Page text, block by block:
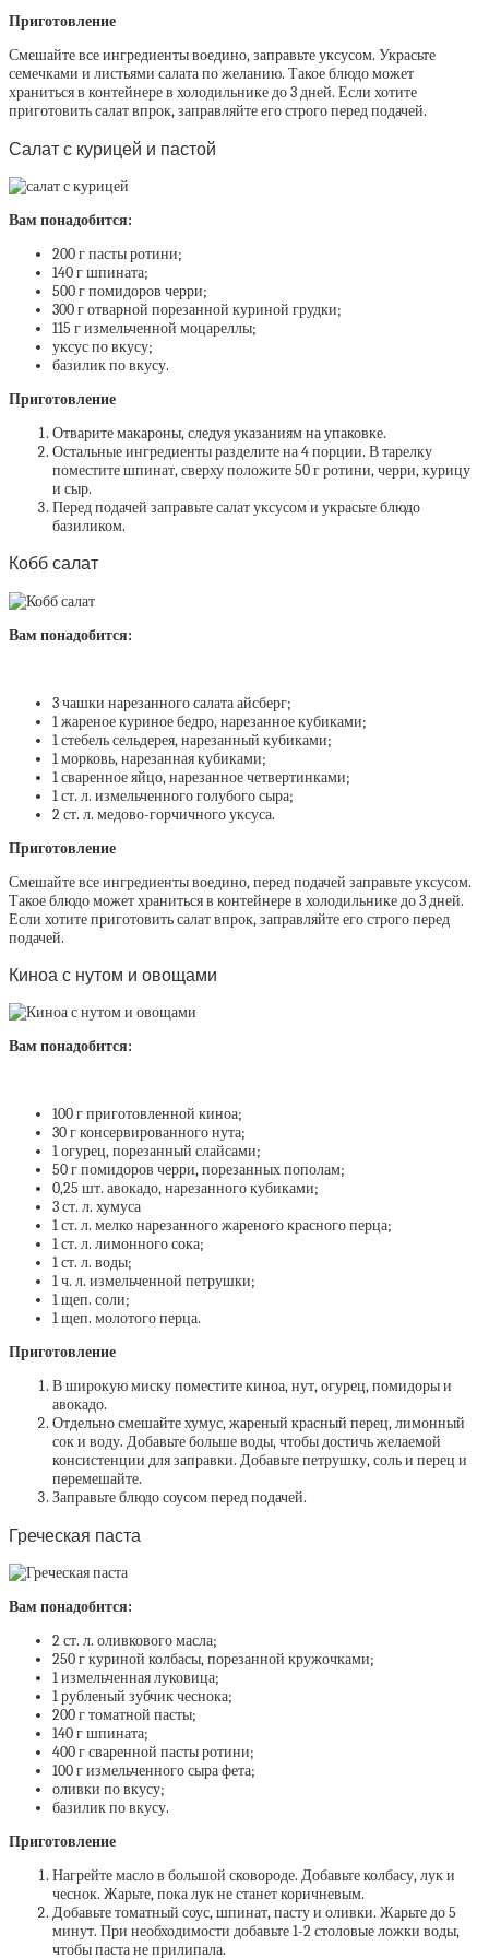
Приготовление
Смешайте все ингредиенты воедино, заправьте уксусом. Украсьте
семечками и листьями салата по желанию. Такое блюдо может
храниться в контейнере в холодильнике до 3 дней. Если хотите
приготовить салат впрок, заправляйте его строго перед подачей.
Салат с курицей и пастой
Вам понадобится:
200 г пасты ротини;
140 г шпината;
500 г помидоров черри;
300 г отварной порезанной куриной грудки;
115 г измельченной моцареллы;
уксус по вкусу;
базилик по вкусу.
Приготовление
Отварите макароны, следуя указаниям на упаковке.
Остальные ингредиенты разделите на 4 порции. В тарелку
поместите шпинат, сверху положите 50 г ротини, черри, курицу
и сыр.
Перед подачей заправьте салат уксусом и украсьте блюдо
базиликом.
Кобб салат
Вам понадобится:
3 чашки нарезанного салата айсберг;
1 жареное куриное бедро, нарезанное кубиками;
1 стебель сельдерея, нарезанный кубиками;
1 морковь, нарезанная кубиками;
1 сваренное яйцо, нарезанное четвертинками;
1 ст. л. измельченного голубого сыра;
2 ст. л. медово-горчичного уксуса.
Приготовление
Смешайте все ингредиенты воедино, перед подачей заправьте уксусом.
Такое блюдо может храниться в контейнере в холодильнике до 3 дней.
Если хотите приготовить салат впрок, заправляйте его строго перед
подачей.
Киноа с нутом и овощами
Вам понадобится:
100 г приготовленной киноа;
30 г консервированного нута;
1 огурец, порезанный слайсами;
50 г помидоров черри, порезанных пополам;
0,25 шт. авокадо, нарезанного кубиками;
3 ст. л. хумуса
1 ст. л. мелко нарезанного жареного красного перца;
1 ст. л. лимонного сока;
1 ст. л. воды;
1 ч. л. измельченной петрушки;
1 щеп. соли;
1 щеп. молотого перца.
Приготовление
В широкую миску поместите киноа, нут, огурец, помидоры и
авокадо.
Отдельно смешайте хумус, жареный красный перец, лимонный
сок и воду. Добавьте больше воды, чтобы достичь желаемой
консистенции для заправки. Добавьте петрушку, соль и перец и
перемешайте.
Заправьте блюдо соусом перед подачей.
Греческая паста
Вам понадобится:
2 ст. л. оливкового масла;
250 г куриной колбасы, порезанной кружочками;
1 измельченная луковица;
1 рубленый зубчик чеснока;
200 г томатной пасты;
140 г шпината;
400 г сваренной пасты ротини;
100 г измельченного сыра фета;
оливки по вкусу;
базилик по вкусу.
Приготовление
Нагрейте масло в большой сковороде. Добавьте колбасу, лук и
чеснок. Жарьте, пока лук не станет коричневым.
Добавьте томатный соус, шпинат, пасту и оливки. Жарьте до 5
минут. При необходимости добавьте 1-2 столовые ложки воды,
чтобы паста не прилипала.